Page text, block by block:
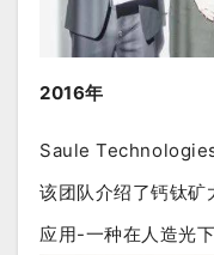
2016年
Saule Technologies
该团队介绍了钙钛矿
应用-一种在人造光